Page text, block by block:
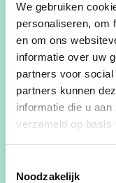
We gebruiken
personaliseren, om
en om ons
informatie over uw
partners voor
partners kunnen
informatie die u
verzameld op basis
Noodzakelijk
Kom jij ook?
Voornaam